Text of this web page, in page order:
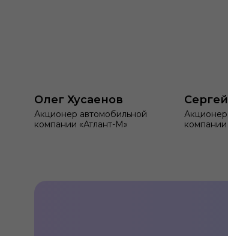
Олег Хусаенов
Акционер автомобильной
компании «Атлант-М»